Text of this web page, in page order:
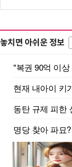
놓치면 아쉬운 정보